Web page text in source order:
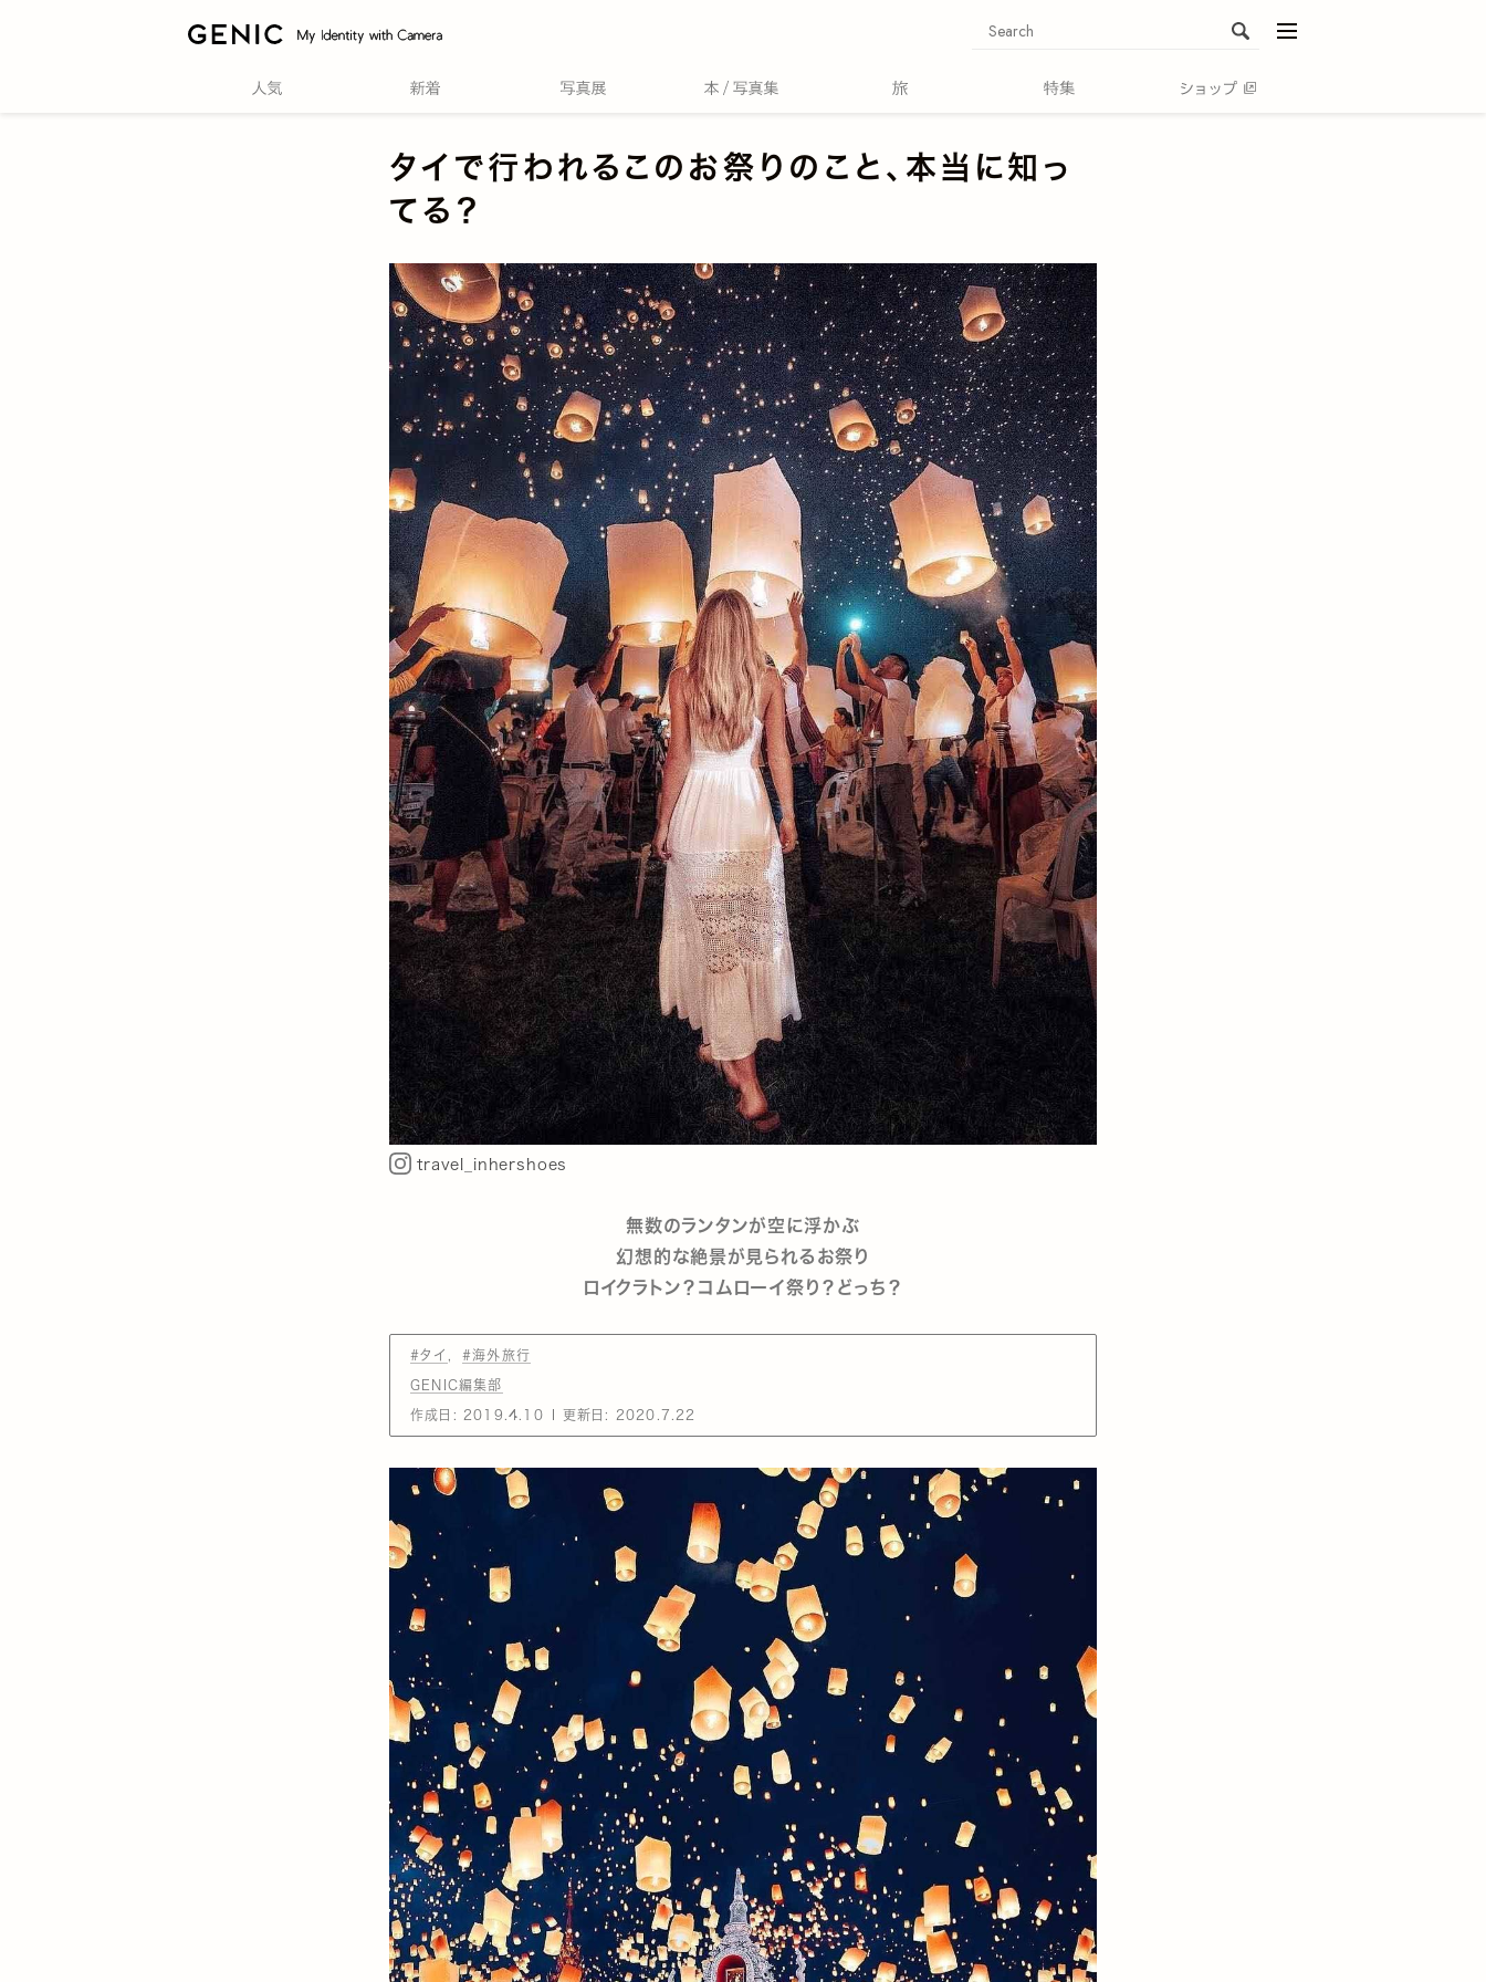
タイで行われるこのお祭りのこと、本当に知っ
てる？
travel_inhershoes
無数のランタンが空に浮かぶ
幻想的な絶景が見られるお祭り
ロイクラトン？コムローイ祭り？どっち？
#タイ #海外旅行
GENIC編集部
作成日: 2019.4.10 更新日: 2020.7.22